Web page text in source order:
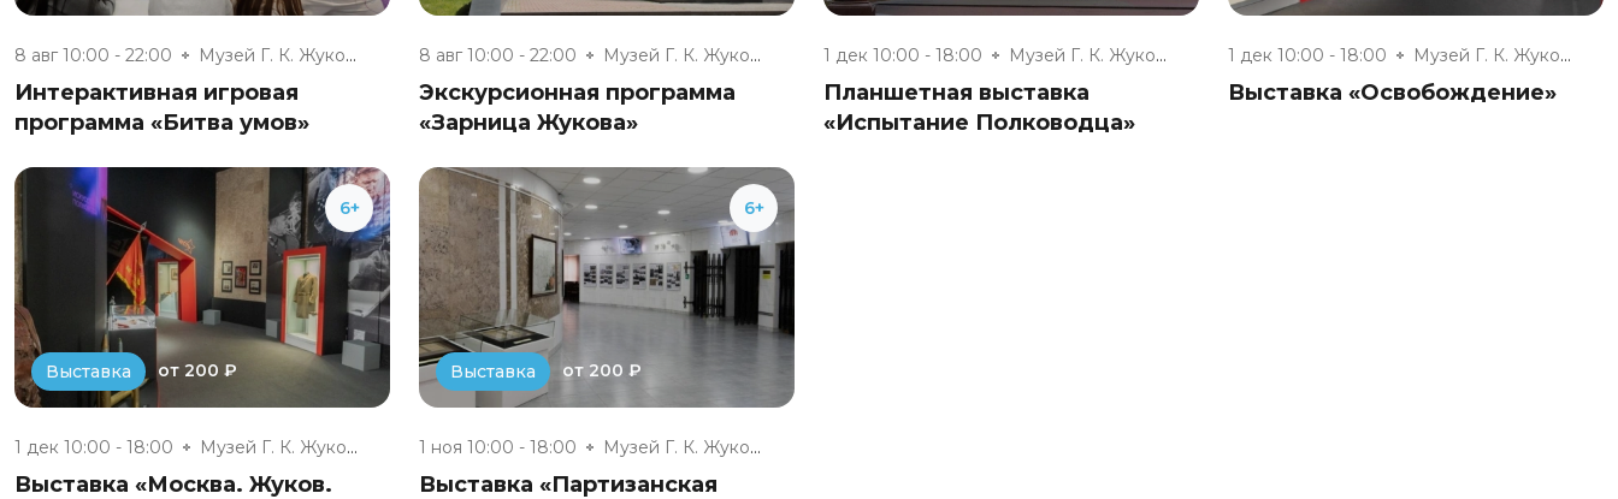
8 авг 10:00 - 22:00 Музей Г. К. Жукова
Интерактивная игровая
программа «Битва умов»
8 авг 10:00 - 22:00 Музей Г. К. Жукова
Экскурсионная программа
«Зарница Жукова»
1 дек 10:00 - 18:00 Музей Г. К. Жукова
Планшетная выставка
«Испытание Полководца»
1 дек 10:00 - 18:00 Музей Г. К. Жукова
Выставка «Освобождение»
6+
Выставка от 200 ₽
1 дек 10:00 - 18:00 Музей Г. К. Жукова
Выставка «Москва. Жуков.
6+
Выставка от 200 ₽
1 ноя 10:00 - 18:00 Музей Г. К. Жукова
Выставка «Партизанская